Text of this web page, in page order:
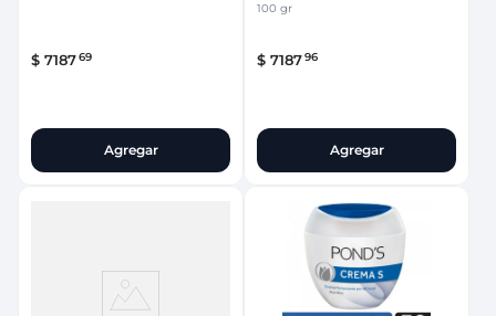
$ 718769
Agregar
100 gr
$ 718796
Agregar